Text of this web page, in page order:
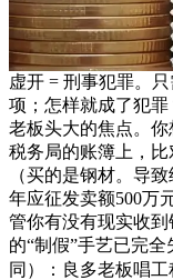
虚开 = 刑事犯罪。
项；怎样就成了犯
老板头大的焦点。
税务局的账簿上，
（买的是钢材。导
年应征发卖额500万
管你有没有现实收
的“制假”手艺已完
同）：良多老板唱